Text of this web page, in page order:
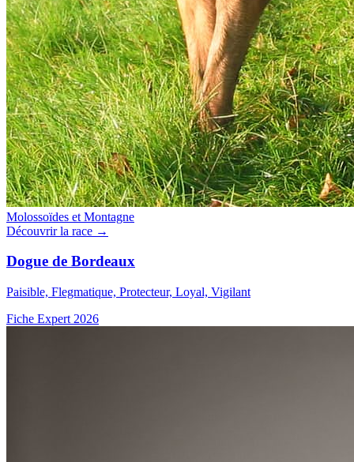
Molossoïdes et Montagne
Découvrir la race →
Dogue de Bordeaux
Paisible, Flegmatique, Protecteur, Loyal, Vigilant
Fiche Expert 2026